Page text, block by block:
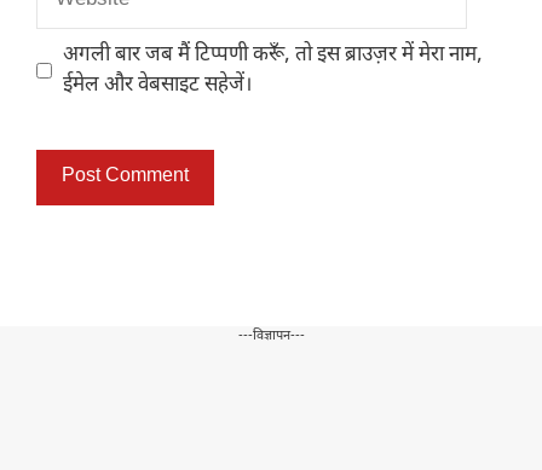
अगली बार जब मैं टिप्पणी करूँ, तो इस ब्राउज़र में मेरा नाम,
ईमेल और वेबसाइट सहेजें।
---विज्ञापन---